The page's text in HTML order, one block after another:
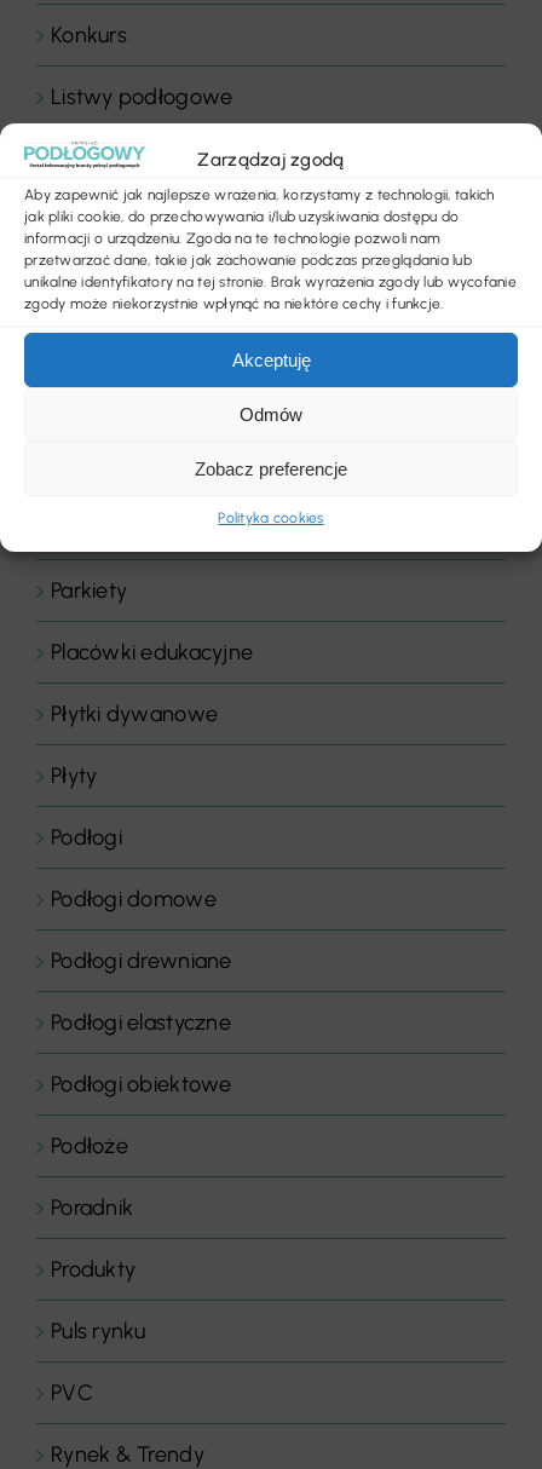
Zarządzaj zgodą
Aby zapewnić jak najlepsze wrażenia, korzystamy z technologii, takich
jak pliki cookie, do przechowywania i/lub uzyskiwania dostępu do
informacji o urządzeniu. Zgoda na te technologie pozwoli nam
przetwarzać dane, takie jak zachowanie podczas przeglądania lub
unikalne identyfikatory na tej stronie. Brak wyrażenia zgody lub wycofanie
zgody może niekorzystnie wpłynąć na niektóre cechy i funkcje.
Akceptuję
Odmów
Zobacz preferencje
Polityka cookies
Konkurs
Listwy podłogowe
LVT
News
Nowości produktowe
Panele drewniane
Parkiety
Placówki edukacyjne
Płytki dywanowe
Płyty
Podłogi
Podłogi domowe
Podłogi drewniane
Podłogi elastyczne
Podłogi obiektowe
Podłoże
Poradnik
Produkty
Puls rynku
PVC
Rynek & Trendy